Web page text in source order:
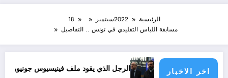
الرئيسية 2022سبتمبر
18
مسابقة اللباس التقليدي في تونس .. التفاصيل
اخر الاخبار
الدول الأطراف الرجل الذي يقود ملف فينيسيوس جونيور